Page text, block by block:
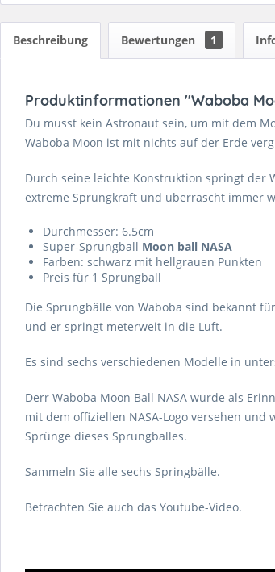
Beschreibung Bewertungen 1
Produktinformationen "Waboba
Du musst kein Astronaut sein, um mit dem
Waboba Moon ist mit nichts auf der Erde
Durch seine leichte Konstruktion springt der
extreme Sprungkraft und überrascht immer
Durchmesser: 6.5cm
Super-Sprungball Moon ball NASA
Farben: schwarz mit hellgrauen Punkten
Preis für 1 Sprungball
Die Sprungbälle von Waboba sind bekannt
und er springt meterweit in die Luft.
Es sind sechs verschiedenen Modelle in
Derr Waboba Moon Ball NASA wurde als
mit dem offiziellen NASA-Logo versehen
Sprünge dieses Sprungballes.
Sammeln Sie alle sechs Springbälle.
Betrachten Sie auch das Youtube-Video.